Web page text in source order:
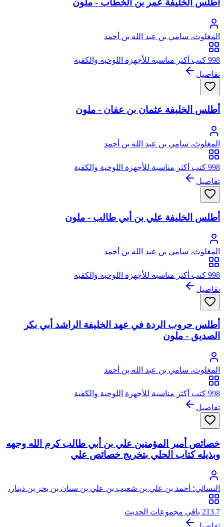
أطلس الخليفة عمر بن الخطاب - ملون
المغلوث، سامي بن عبد الله بن أحمد
998 كتب أكثر مناسبة للأجهزة اللوحية والكفية
تفاصيل
أطلس الخليفة عثمان بن عفان - ملون
المغلوث، سامي بن عبد الله بن أحمد
998 كتب أكثر مناسبة للأجهزة اللوحية والكفية
تفاصيل
أطلس الخليفة علي بن أبي طالب - ملون
المغلوث، سامي بن عبد الله بن أحمد
998 كتب أكثر مناسبة للأجهزة اللوحية والكفية
تفاصيل
أطلس حروب الردة في عهد الخليفة الراشد أبي بكر
الصديق - ملون
المغلوث، سامي بن عبد الله بن أحمد
998 كتب أكثر مناسبة للأجهزة اللوحية والكفية
تفاصيل
خصائص أمير المؤمنين علي بن أبي طالب كرم الله وجهه
وبذيله كتاب الحلي بتخريج خصائص علي
النسائي؛ أحمد بن علي بن شعيب بن علي بن سنان بن بحر بن دينار،
أبو عبد الرحمن النسائي
213.7 باقي مجموعات الحديث